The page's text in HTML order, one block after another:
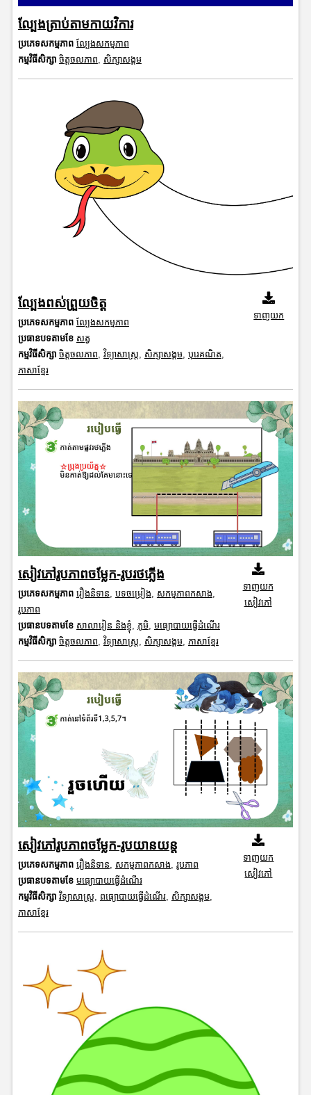
ល្បែងត្រាប់តាមកាយវិការ
ប្រភេទសកម្មភាព ល្បែងសកម្មភាព
កម្មវិធីសិក្សា ចិត្តចលភាព សិក្សាសង្គម
ល្បែងពស់ព្រួយចិត្ត
ប្រភេទសកម្មភាព ល្បែងសកម្មភាព
ប្រធានបទតាមខែ សត្វ
កម្មវិធីសិក្សា ចិត្តចលភាព, វិទ្យាសាស្រ្ត, សិក្សាសង្គម, បុរេគណិត,
ភាសាខ្មែរ
ទាញយក
សៀវភៅរូបភាពចម្លែក-រូបរថភ្លើង
ប្រភេទសកម្មភាព រឿងនិទាន បទចម្រៀង សកម្មភាពកសាង
រូបភាព
ប្រធានបទតាមខែ សាលារៀន និងខ្ញុំ ភូមិ, មធ្យោបាយធ្វើដំណើរ
កម្មវិធីសិក្សា ចិត្តចលភាព វិទ្យាសាស្រ្ត សិក្សាសង្គម, ភាសាខ្មែរ
ទាញយក
សៀវភៅ
សៀវភៅរូបភាពចម្លែក-រូបយានយន្ត
ប្រភេទសកម្មភាព រឿងនិទាន សកម្មភាពកសាង រូបភាព
ប្រធានបទតាមខែ មធ្យោបាយធ្វើដំណើរ
កម្មវិធីសិក្សា វិទ្យាសាស្រ្ត ពធ្យោបាយធ្វើដំណើរ, សិក្សាសង្គម,
ភាសាខ្មែរ
ទាញយក
សៀវភៅ